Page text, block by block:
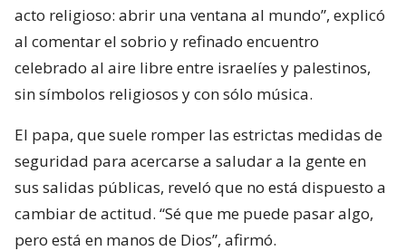
acto religioso: abrir una ventana al mundo”, explicó
al comentar el sobrio y refinado encuentro
celebrado al aire libre entre israelíes y palestinos,
sin símbolos religiosos y con sólo música.
El papa, que suele romper las estrictas medidas de
seguridad para acercarse a saludar a la gente en
sus salidas públicas, reveló que no está dispuesto a
cambiar de actitud. “Sé que me puede pasar algo,
pero está en manos de Dios”, afirmó.